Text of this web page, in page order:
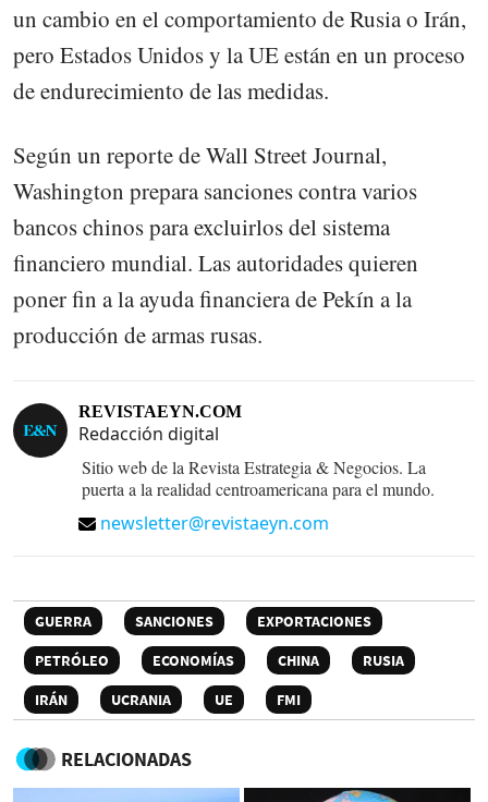
un cambio en el comportamiento de Rusia o Irán,
pero Estados Unidos y la UE están en un proceso
de endurecimiento de las medidas.
Según un reporte de Wall Street Journal,
Washington prepara sanciones contra varios
bancos chinos para excluirlos del sistema
financiero mundial. Las autoridades quieren
poner fin a la ayuda financiera de Pekín a la
producción de armas rusas.
REVISTAEYN.COM
Redacción digital
Sitio web de la Revista Estrategia & Negocios. La
puerta a la realidad centroamericana para el mundo.
newsletter@revistaeyn.com
GUERRA SANCIONES
EXPORTACIONES
PETRÓLEO
ECONOMÍAS CHINA
RUSIA
IRÁN
UCRANIA UE FMI
RELACIONADAS